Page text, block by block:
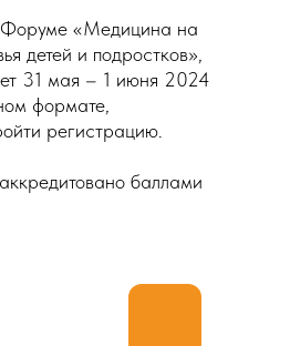
Форуме «Медицина на
детей и подростков»,
31 мая – 1 июня 2024
формате,
регистрацию.
баллами